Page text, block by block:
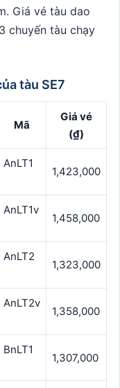
Giá vé tàu dao
chuyến tàu chạy
tàu SE7
Mã
Giá vé
(₫)
AnLT1
1,423,000
AnLT1v
1,458,000
AnLT2
1,323,000
AnLT2v
1,358,000
BnLT1
1,307,000